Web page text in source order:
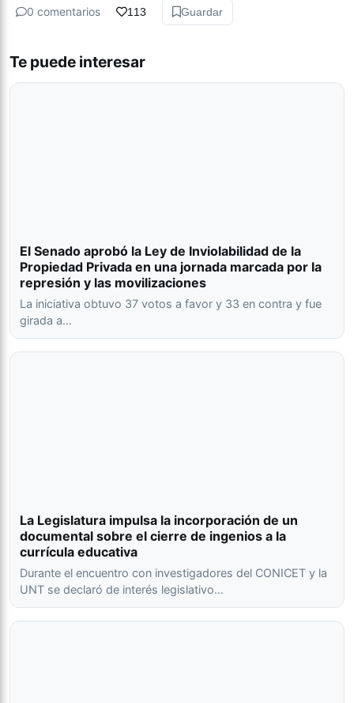
0 comentarios 113 Guardar
Te puede interesar
El Senado aprobó la Ley de Inviolabilidad de la
Propiedad Privada en una jornada marcada por la
represión y las movilizaciones
La iniciativa obtuvo 37 votos a favor y 33 en contra y fue
girada a…
La Legislatura impulsa la incorporación de un
documental sobre el cierre de ingenios a la
currícula educativa
Durante el encuentro con investigadores del CONICET y la
UNT se declaró de interés legislativo…